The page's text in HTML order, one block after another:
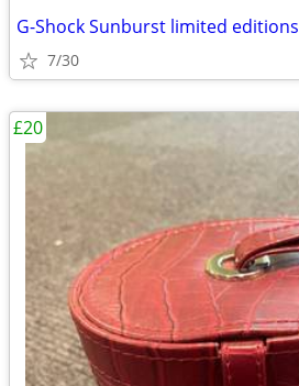
G-Shock Sunburst limited editions
7/30
£20